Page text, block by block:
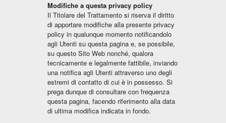
Modifiche a questa privacy policy
Il Titolare del Trattamento si riserva il diritto
di apportare modifiche alla presente privacy
policy in qualunque momento notificandolo
agli Utenti su questa pagina e, se possibile,
su questo Sito Web nonché, qualora
tecnicamente e legalmente fattibile, inviando
una notifica agli Utenti attraverso uno degli
estremi di contatto di cui è in possesso. Si
prega dunque di consultare con frequenza
questa pagina, facendo riferimento alla data
di ultima modifica indicata in fondo.